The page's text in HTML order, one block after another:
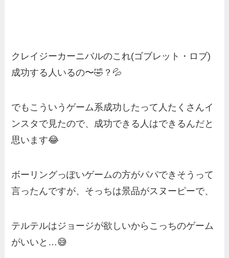
クレイジーカーニバルのこれ(ゴブレット・ロブ)
成功する人いるの〜🤣？💦
でもこういうゲーム系成功したって人たくさんイ
ンスタで見たので、成功できる人はできるんだと
思います😂
ボーリングっぽいゲームの方がパパできそうって
言ったんですが、そっちは景品がスヌーピーで、
テルテルはジョージが欲しいからこっちのゲーム
がいいと…😅